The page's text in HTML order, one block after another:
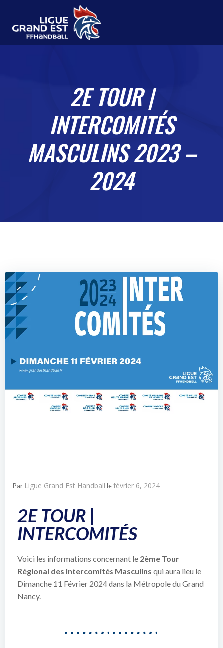
2E TOUR |
INTERCOMITÉS
MASCULINS 2023 –
2024
Par Ligue Grand Est Handball lefévrier 6, 2024
2E TOUR |
INTERCOMITÉS
Voici les informations concernant le 2ème Tour
Régional des Intercomités Masculins qui aura lieu le
Dimanche 11 Février 2024 dans la Métropole du Grand
Nancy.